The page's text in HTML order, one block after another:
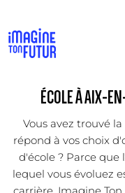
ÉCOLE À AIX-
Vous avez trouvé
répond à vos choix
d'école ? Parce
lequel vous évoluez
carrière, Imagine